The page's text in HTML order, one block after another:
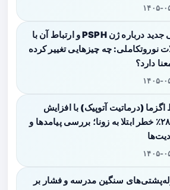
۰۵-۱۴
کشفی جدید درباره ژن PSPH و ارتباط آن با
نوروتکاملی: چه چیزهایی تغییر کرده
دارد؟
۰۵-۱۴
اگزما (درماتیت آتوپیک) با افزایش
حدود ۲۸٪ خطر ابتلا به زونا؛ بررسی پیامدها و
۰۵-۱۴
سنگین مدرسه و فشار بر